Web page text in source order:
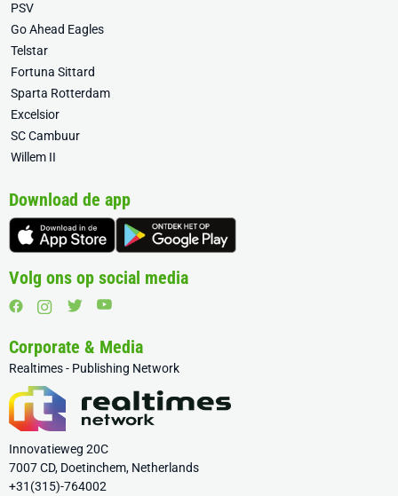
PSV
Go Ahead Eagles
Telstar
Fortuna Sittard
Sparta Rotterdam
Excelsior
SC Cambuur
Willem II
Download de app
Volg ons op social media
Corporate & Media
Realtimes - Publishing Network
Innovatieweg 20C
7007 CD, Doetinchem, Netherlands
+31(315)-764002